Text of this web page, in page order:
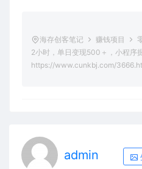
海存创客笔记 赚钱项目
2小时，单日变现500＋，小程序
https://www.cunkbj.com/
admin